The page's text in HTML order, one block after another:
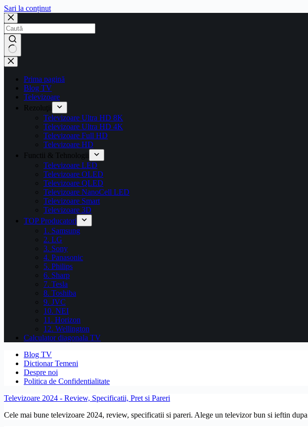
Sari la conținut
Prima pagină
Blog TV
Televizoare
Rezoluţii
Televizoare Ultra HD 8K
Televizoare Ultra HD 4K
Televizoare Full HD
Televizoare HD
Functii & Tehnologii
Televizoare LED
Televizoare OLED
Televizoare QLED
Televizoare NanoCell LED
Televizoare Smart
Televizoare 3D
TOP Producatori
1. Samsung
2. LG
3. Sony
4. Panasonic
5. Philips
6. Sharp
7. Tesla
8. Toshiba
9. JVC
10. NEI
11. Horizon
12. Wellington
Calculator diagonala TV
Blog TV
Dictionar Temeni
Despre noi
Politica de Confidentialitate
Televizoare 2024 - Review, Specificatii, Pret si Pareri
Cele mai bune televizoare 2024, review, specificatii si pareri. Alege un televizor bun si ieftin